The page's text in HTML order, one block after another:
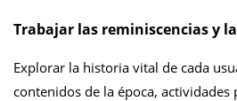
Trabajar las reminiscencias y
Explorar la historia vital de cada
contenidos de la época, actividades